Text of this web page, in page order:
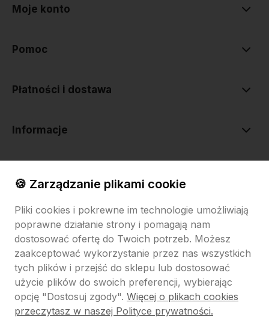
Pokaż filtry
Moje konto
Pomoc
Płatności i dostawa
Informacje
Sklep internetowy Shoper.pl Szablon Shoper Modern 3.0™
GrowCommerce
🍪 Zarządzanie plikami cookie
Pliki cookies i pokrewne im technologie umożliwiają
poprawne działanie strony i pomagają nam
dostosować ofertę do Twoich potrzeb. Możesz
zaakceptować wykorzystanie przez nas wszystkich
tych plików i przejść do sklepu lub dostosować
użycie plików do swoich preferencji, wybierając
opcję "Dostosuj zgody". Więcej o plikach cookies
przeczytasz w naszej Polityce prywatności.